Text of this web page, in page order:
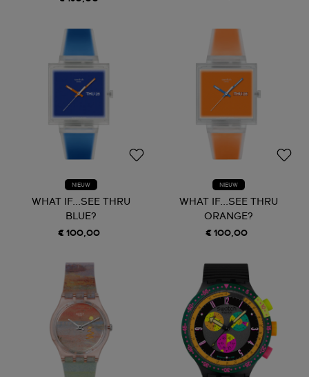
NIEUW
WHAT IF...SEE THRU
BLUE?
€ 100,00
NIEUW
WHAT IF...SEE THRU
ORANGE?
€ 100,00